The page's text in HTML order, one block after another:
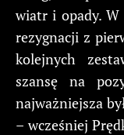
wiatr i opady. W
rezygnacji z
kolejnych
szansę na
najważniejsza
– wcześniej